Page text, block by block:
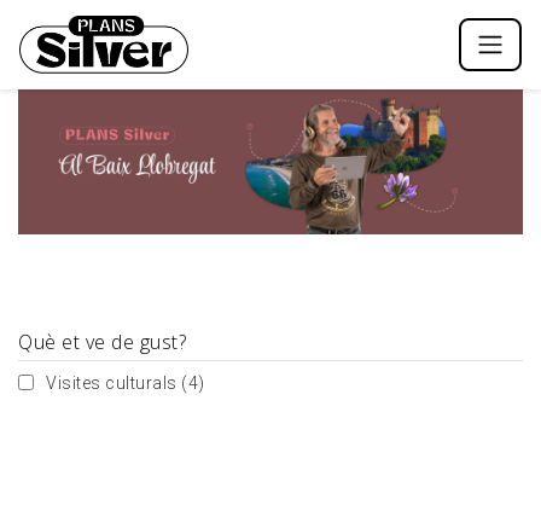
Què et ve de gust?
Visites culturals (4)